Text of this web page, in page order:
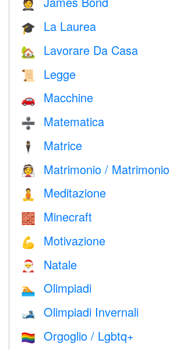
🤵
🎓 La Laurea
🏡 Lavorare Da Casa
📜 Legge
🚗 Macchine
➗ Matematica
🕴️ Matrice
👰 Matrimonio / Matrimonio
🧘 Meditazione
🧱 Minecraft
💪 Motivazione
🎅 Natale
🏊 Olimpiadi
🎿 Olimpiadi Invernali
🏳️‍🌈 Orgoglio / Lgbtq+